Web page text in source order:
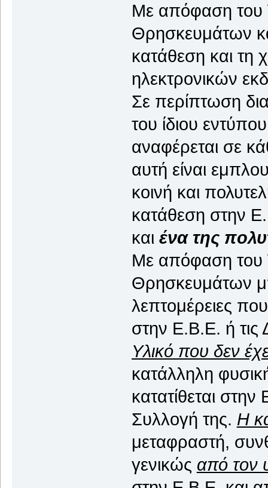
Με απόφαση του
Θρησκευμάτων
κατάθεση και τη
ηλεκτρονικών
Σε περίπτωση
του ίδιου
αναφέρεται σε
αυτή είναι
κοινή και
κατάθεση στην
και ένα της
Με απόφαση του
Θρησκευμάτων
λεπτομέρειες
στην Ε.Β.Ε. ή τις
Υλικό που δεν
κατάλληλη
κατατίθεται
Συλλογή της. Η
μεταφραστή,
γενικώς από τον